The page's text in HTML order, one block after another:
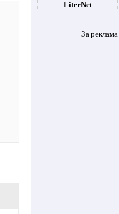
LiterNet
За реклама